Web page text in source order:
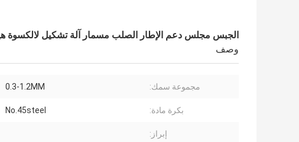
الجبس مجلس دعم الإطار الصلب مسمار آلة تشكيل لالكسوة
وصف
مجموعة سمك: 0.3-1.2MM
بكرة مادة: No.45steel
إبراز: